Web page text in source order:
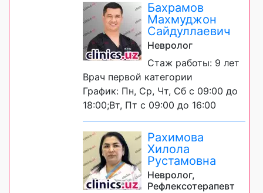
Бахрамов
Махмуджон
Сайдуллаевич
Невролог
Стаж работы: 9 лет
Врач первой категории
График: Пн, Ср, Чт, Сб с 09:00 до
18:00;Вт, Пт с 09:00 до 16:00
Рахимова
Хилола
Рустамовна
Невролог,
Рефлексотерапевт